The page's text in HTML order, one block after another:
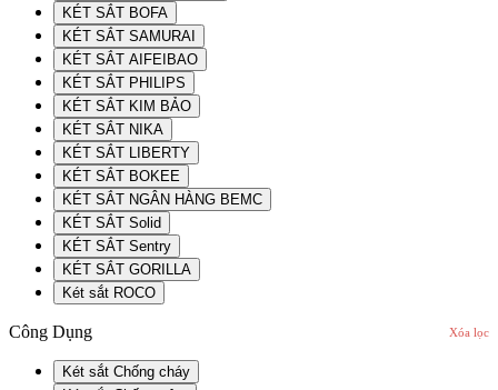
KÉT SẮT BOFA
KÉT SẮT SAMURAI
KÉT SẮT AIFEIBAO
KÉT SẮT PHILIPS
KÉT SẮT KIM BẢO
KÉT SẮT NIKA
KÉT SẮT LIBERTY
KÉT SẮT BOKEE
KÉT SẮT NGÂN HÀNG BEMC
KÉT SẮT Solid
KÉT SẮT Sentry
KÉT SẮT GORILLA
Két sắt ROCO
Công Dụng Xóa lọc
Két sắt Chống cháy